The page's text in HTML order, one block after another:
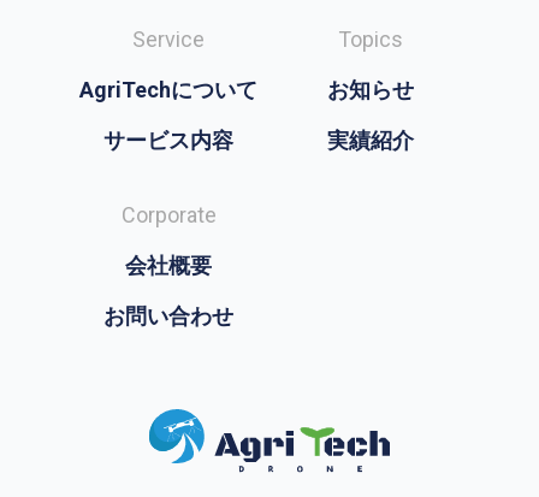
Service
AgriTechについて
サービス内容
Topics
お知らせ
実績紹介
Corporate
会社概要
お問い合わせ